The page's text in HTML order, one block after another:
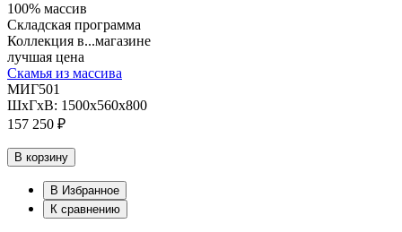
100% массив
Складская программа
Коллекция в...магазине
лучшая цена
Скамья из массива
МИГ501
ШхГхВ: 1500х560х800
157 250 ₽
В корзину
В Избранное
К сравнению